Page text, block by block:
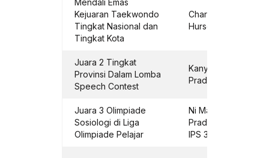
Kejuaran Taekwondo
Tingkat Nasional dan
Tingkat Kota
Charen Winanda
Hursepuny (X IPA 3)
Juara 2 Tingkat
Provinsi Dalam Lomba
Speech Contest
Kanya Galuh
Pradnyamita (X IPS
Juara 3 Olimpiade
Sosiologi di Liga
Olimpiade Pelajar
Ni Made Ayu Tari
Pradnya Sayoga (X
IPS 3)